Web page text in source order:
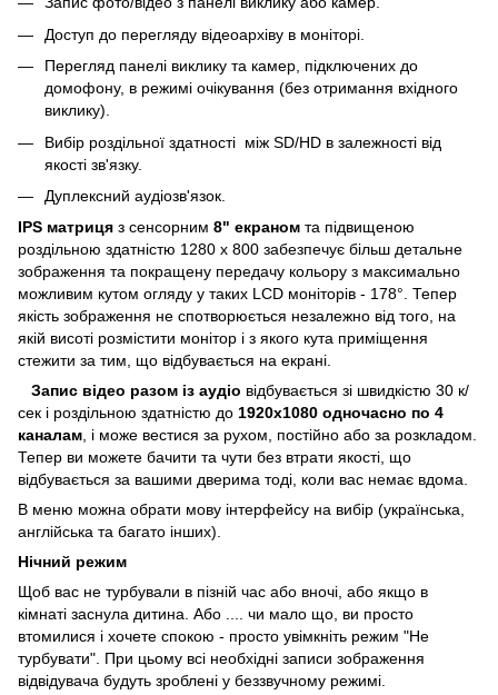
Доступ до перегляду відеоархіву в моніторі.
Перегляд панелі виклику та камер, підключених до
домофону, в режимі очікування (без отримання вхідного
виклику).
Вибір роздільної здатності між SD/HD в залежності від
якості зв'язку.
Дуплексний аудіозв'язок.
IPS матриця з сенсорним 8" екраном та підвищеною
роздільною здатністю 1280 х 800 забезпечує більш детальне
зображення та покращену передачу кольору з максимально
можливим кутом огляду у таких LCD моніторів - 178°. Тепер
якість зображення не спотворюється незалежно від того, на
якій висоті розмістити монітор і з якого кута приміщення
стежити за тим, що відбувається на екрані.
Запис відео разом із аудіо відбувається зі швидкістю 30 к/
сек і роздільною здатністю до 1920х1080 одночасно по 4
каналам, і може вестися за рухом, постійно або за розкладом.
Тепер ви можете бачити та чути без втрати якості, що
відбувається за вашими дверима тоді, коли вас немає вдома.
В меню можна обрати мову інтерфейсу на вибір (українська,
англійська та багато інших).
Нічний режим
Щоб вас не турбували в пізній час або вночі, або якщо в
кімнаті заснула дитина. Або .... чи мало що, ви просто
втомилися і хочете спокою - просто увімкніть режим "Не
турбувати". При цьому всі необхідні записи зображення
відвідувача будуть зроблені у беззвучному режимі.